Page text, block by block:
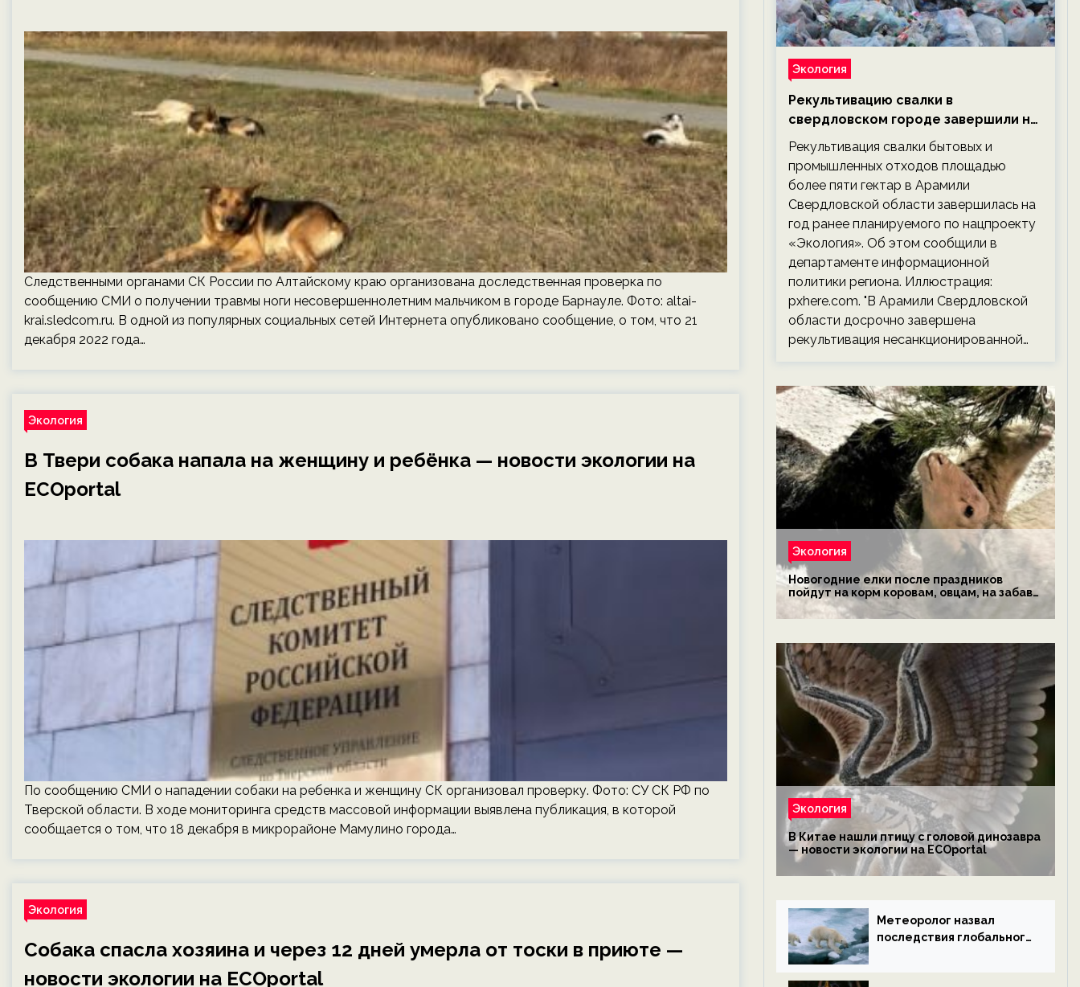
Следственными органами СК России по Алтайскому краю организована доследственная проверка по
сообщению СМИ о получении травмы ноги несовершеннолетним мальчиком в городе Барнауле. Фото: altai-
krai.sledcom.ru. В одной из популярных социальных сетей Интернета опубликовано сообщение, о том, что 21
декабря 2022 года…
Экология
В Твери собака напала на женщину и ребёнка — новости экологии на
ECOportal
По сообщению СМИ о нападении собаки на ребенка и женщину СК организовал проверку. Фото: СУ СК РФ по
Тверской области. В ходе мониторинга средств массовой информации выявлена публикация, в которой
сообщается о том, что 18 декабря в микрорайоне Мамулино города…
Экология
Собака спасла хозяина и через 12 дней умерла от тоски в приюте —
новости экологии на ECOportal
Экология
Рекультивацию свалки в
свердловском городе завершили на
год раньше планируемого срока —
новости экологии на ECOportal
Рекультивация свалки бытовых и
промышленных отходов площадью
более пяти гектар в Арамили
Свердловской области завершилась на
год ранее планируемого по нацпроекту
«Экология». Об этом сообщили в
департаменте информационной
политики региона. Иллюстрация:
pxhere.com. "В Арамили Свердловской
области досрочно завершена
рекультивация несанкционированной…
Экология
Новогодние елки после праздников
пойдут на корм коровам, овцам, на забаву
обезьянам, львам и леопардам — новости
экологии на ECOportal
Экология
В Китае нашли птицу с головой динозавра
— новости экологии на ECOportal
Метеоролог назвал
последствия глобального